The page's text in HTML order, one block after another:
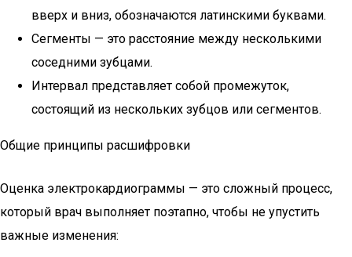
вверх и вниз, обозначаются латинскими буквами.
Сегменты — это расстояние между несколькими
соседними зубцами.
Интервал представляет собой промежуток,
состоящий из нескольких зубцов или сегментов.
Общие принципы расшифровки
Оценка электрокардиограммы — это сложный процесс,
который врач выполняет поэтапно, чтобы не упустить
важные изменения: